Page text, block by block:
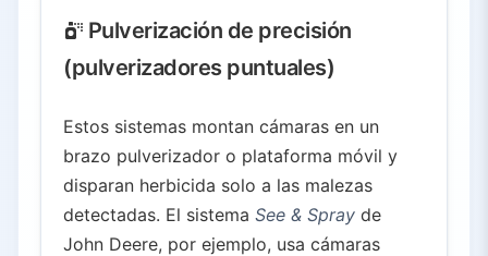
Pulverización de precisión
(pulverizadores puntuales)
Estos sistemas montan cámaras en un
brazo pulverizador o plataforma móvil y
disparan herbicida solo a las malezas
detectadas. El sistema See & Spray de
John Deere, por ejemplo, usa cámaras